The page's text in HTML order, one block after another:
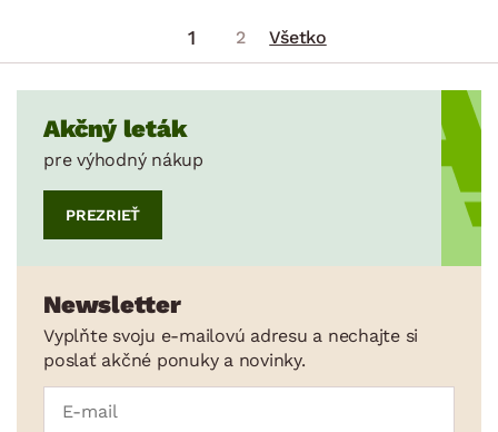
1 2 Všetko
Akčný leták
pre výhodný nákup
PREZRIEŤ
Newsletter
Vyplňte svoju e-mailovú adresu a nechajte si
poslať akčné ponuky a novinky.